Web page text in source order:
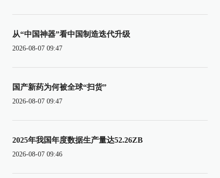
从“中国神器”看中国制造迭代升级
2026-08-07 09:47
国产新药为何被全球“扫货”
2026-08-07 09:47
2025年我国年度数据生产量达52.26ZB
2026-08-07 09:46